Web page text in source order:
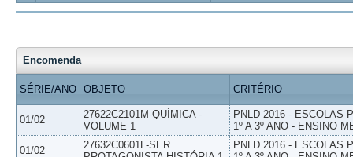
Encomenda
SÉRIE/ANO OBJETO CRITÉRIO
01/02
27622C2101M-QUÍMICA -
VOLUME 1
PNLD 2016 - ESCOLAS
1º A 3º ANO - ENSINO
01/02
27632C0601L-SER
PNLD 2016 - ESCOLAS